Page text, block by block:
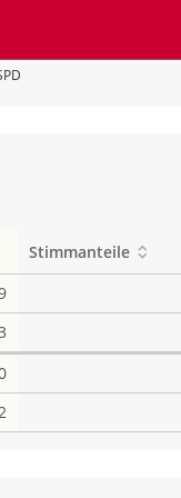
Stimmanteile